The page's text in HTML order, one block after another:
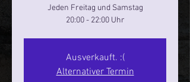
Jeden Freitag und Samstag
20:00 - 22:00 Uhr
Ausverkauft. :(
Alternativer Termin